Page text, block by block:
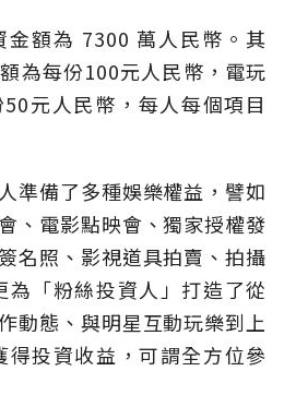
額為 7300 萬人民幣。其
為每份100元人民幣，電玩
元人民幣，每人每個項目
準備了多種娛樂權益，譬如
、電影點映會、獨家授權發
名照、影視道具拍賣、拍攝
「粉絲投資人」打造了從
動態、與明星互動玩樂到上
得投資收益，可謂全方位參